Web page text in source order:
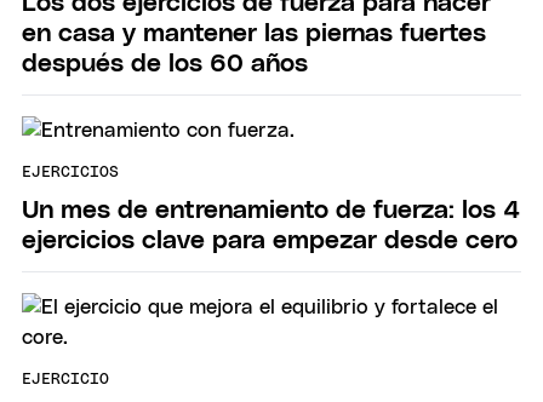
en casa y mantener las piernas fuertes
después de los 60 años
EJERCICIOS
Un mes de entrenamiento de fuerza: los 4
ejercicios clave para empezar desde cero
EJERCICIO